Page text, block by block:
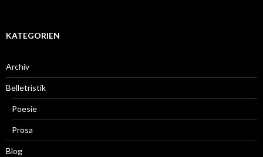
KATEGORIEN
Archiv
Belletristik
Poesie
Prosa
Blog